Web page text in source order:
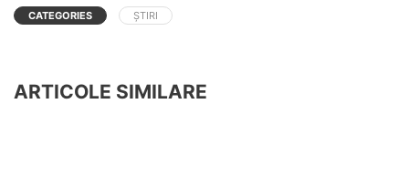
CATEGORIES ȘTIRI
ARTICOLE SIMILARE